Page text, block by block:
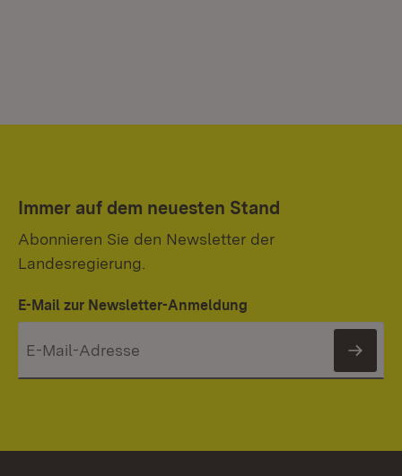
Immer auf dem neuesten Stand
Abonnieren Sie den Newsletter der
Landesregierung.
E-Mail zur Newsletter-Anmeldung